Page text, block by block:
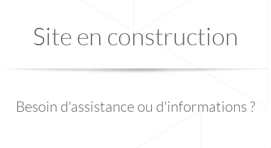
Site en construction
Besoin d'assistance ou d'informations ?